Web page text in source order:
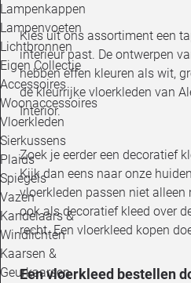
Lampenkappen
Lampenvoeten
Lichtbronnen
Eigen Collectie
Accessoires
Woonaccessoires
Vloerkleden
Sierkussens
Plaids
Spiegels
Vazen
Kandelaars &
Windlichten
Kaarsen &
Geurkaarsen
Kies uit ons assortiment een
interieur past. De ontwerpen
hebben effen kleuren als wit,
de kleurrijke vloerkleden van
Interior.
Zoek je eerder een decoratief
Kijk dan eens naar onze
vloerkleden passen niet alleen
ook als decoratief kleed over
recht. Een vloerkleed kopen
Een vloerkleed bestellen